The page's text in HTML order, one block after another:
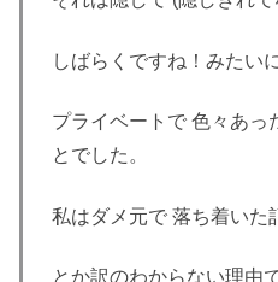
しばらくですね！みたい
プライベートで 色々あっ
とでした。
私はダメ元で 落ち着いた
とか訳のわからない理由